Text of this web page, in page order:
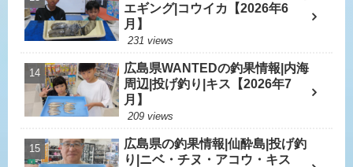
エギング|コウイカ【2026年6
月】
231 views
広島県WANTEDの釣果情報|内海
周辺|投げ釣り|キス【2026年7
月】
209 views
広島県の釣果情報|仙酔島|投げ釣
り|ニベ・チヌ・アコウ・キス